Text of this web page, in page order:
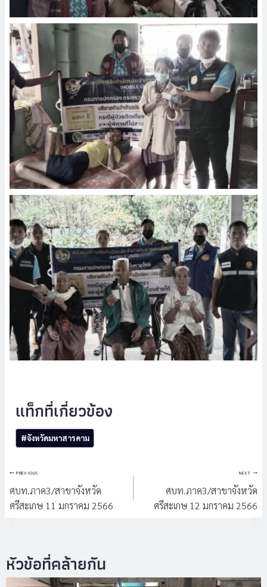
Post
Tags:
#จังหวัดมหาสารคาม
แนะแนว
PREVIOUS
ศบท.ภาค3/สาขาจังหวัด
ศรีสะเกษ 11 มกราคม 2566
NEXT
ศบท.ภาค3/สาขาจังหวัด
ศรีสะเกษ 12 มกราคม 2566